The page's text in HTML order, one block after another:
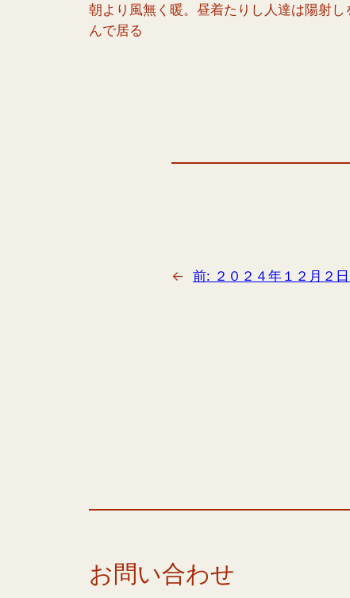
朝より風無く暖。昼着たりし人達は陽射
んで居る
← 前: ２０２４年１２月２
お問い合わせ